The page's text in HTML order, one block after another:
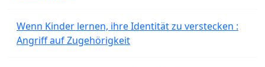
Wenn Kinder lernen, ihre Identität zu verstecken :
Angriff auf Zugehörigkeit